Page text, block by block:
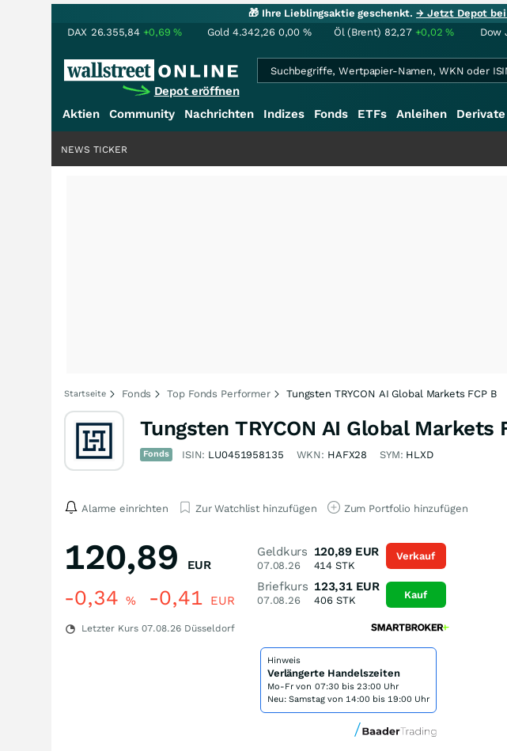
🎁 Ihre Lieblingsaktie geschenkt.→ Jetzt Depot bei
DAX 26.355,84 +0,69% Gold 4.342,26 0,00 % Öl (Brent) 82,27 +0,02% Dow
Depot eröffnen
Aktien Community Nachrichten Indizes Fonds ETFs Anleihen Derivate
NEWS TICKER
Startseite Fonds Top Fonds Performer Tungsten TRYCON AI Global Markets FCP B
Tungsten TRYCON AI Global Markets
Fonds ISIN: LU0451958135 WKN: HAFX28 SYM: HLXD
Alarme einrichten Zur Watchlist hinzufügen Zum Portfolio hinzufügen
120,89 EUR
-0,34 % -0,41 EUR
Letzter Kurs 07.08.26 Düsseldorf
Geldkurs
07.08.26
120,89 EUR
414 STK
Briefkurs
07.08.26
123,31 EUR
406STK
Verkauf
Kauf
Hinweis
Verlängerte Handelszeiten
Mo-Fr von 07:30 bis 23:00 Uhr
Neu: Samstag von 14:00 bis 19:00 Uhr